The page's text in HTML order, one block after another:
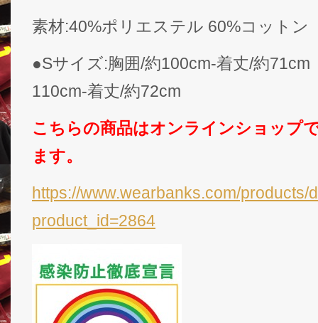
素材:40%ポリエステル 60%コット
●Sサイズ:胸囲/約100cm-着丈/約
110cm-着丈/約72cm
こちらの商品はオンラインショップ
ます。
https://www.wearbanks.com/products/
product_id=2864